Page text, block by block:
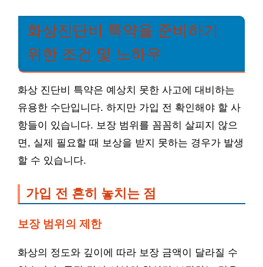
화상진단비 특약을 준비하기
위한 조건 및 노하우
화상 진단비 특약은 예상치 못한 사고에 대비하는
유용한 수단입니다. 하지만 가입 전 확인해야 할 사
항들이 있습니다. 보장 범위를 꼼꼼히 살피지 않으
면, 실제 필요할 때 보상을 받지 못하는 경우가 발생
할 수 있습니다.
가입 전 흔히 놓치는 점
보장 범위의 제한
화상의 정도와 깊이에 따라 보장 금액이 달라질 수